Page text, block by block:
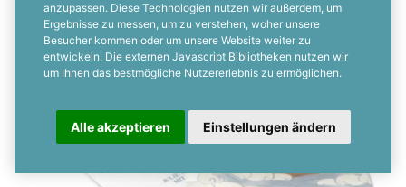
anzupassen. Diese Technologien nutzen wir außerdem, um
Ergebnisse zu messen, um zu verstehen, woher unsere
Besucher kommen oder um unsere Website weiter zu
entwickeln. Die externen Javascript Bibliotheken nutzen wir
um Ihnen das bestmögliche Nutzererlebnis zu ermöglichen.
Alle akzeptieren Einstellungen ändern